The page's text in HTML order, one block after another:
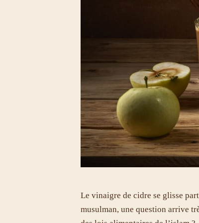
Le vinaigre de cidre se glisse
musulman, une question arrive